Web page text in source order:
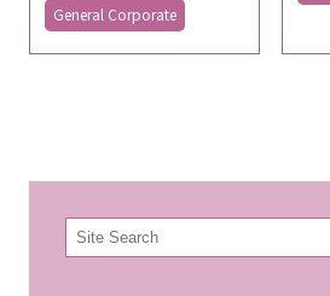
General Corporate
検
索